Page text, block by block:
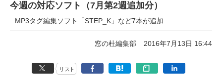
今週の対応ソフト（7月第2週追加分）
MP3タグ編集ソフト「STEP_K」など7本が追加
窓の杜編集部 2016年7月13日 16:44
リスト